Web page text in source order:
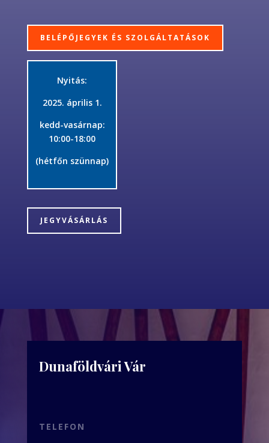
BELÉPŐJEGYEK ÉS SZOLGÁLTATÁSOK
Nyitás:
2025. április 1.
kedd-vasárnap:
10:00-18:00
(hétfőn szünnap)
JEGYVÁSÁRLÁS
Dunaföldvári Vár
TELEFON